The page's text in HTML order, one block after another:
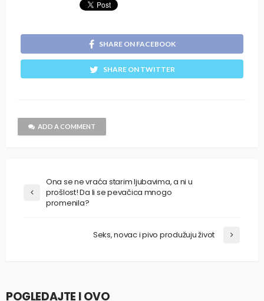
SHARE ON FACEBOOK
SHARE ON TWITTER
ADD A COMMENT
Ona se ne vraća starim ljubavima, a ni u
prošlost! Da li se pevačica mnogo
promenila?
Seks, novac i pivo produžuju život
POGLEDAJTE I OVO